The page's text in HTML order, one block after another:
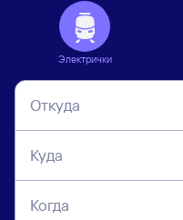
Электрички
Откуда
Куда
Когда